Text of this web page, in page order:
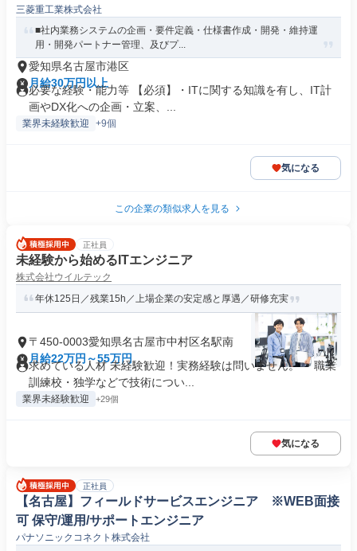
三菱重工業株式会社
■社内業務システムの企画・要件定義・仕様書作成・開発・維持運
用・開発パートナー管理、及びプ...
愛知県名古屋市港区
月給30万円以上
必要な経験・能力等 【必須】・ITに関する知識を有し、IT計
画やDX化への企画・立案、...
業界未経験歓迎 +9個
気になる
この企業の類似求人を見る
正社員
未経験から始めるITエンジニア
株式会社ウイルテック
年休125日／残業15h／上場企業の安定感と厚遇／研修充実
〒450-0003愛知県名古屋市中村区名駅南
月給22万円～55万円
求めている人材 未経験歓迎！実務経験は問いません。 ・職業
訓練校・独学などで技術につい...
業界未経験歓迎 +29個
気になる
正社員
【名古屋】フィールドサービスエンジニア ※WEB面接
可 保守/運用/サポートエンジニア
パナソニックコネクト株式会社